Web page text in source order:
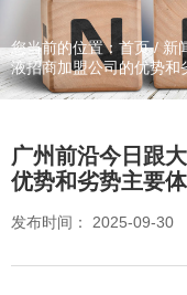
您当前的位置：首页/ 新
液招商加盟公司的优势
广州前沿今日跟
优势和劣势主要
发布时间： 2025-09-30